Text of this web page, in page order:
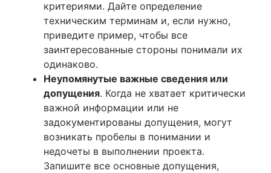
критериями. Дайте определение
техническим терминам и, если нужно,
приведите пример, чтобы все
заинтересованные стороны понимали их
одинаково.
Неупомянутые важные сведения или
допущения. Когда не хватает критически
важной информации или не
задокументированы допущения, могут
возникать пробелы в понимании и
недочеты в выполнении проекта.
Запишите все основные допущения,